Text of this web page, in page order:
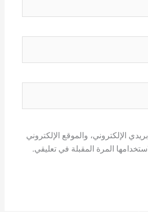
الإلكتروني، والموقع الإلكتروني
المرة المقبلة في تعليقي.